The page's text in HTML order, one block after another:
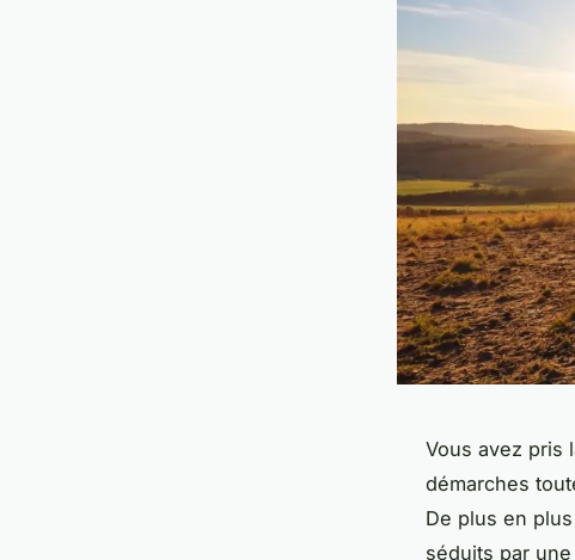
Vous avez pris
démarches
De plus en
séduits par